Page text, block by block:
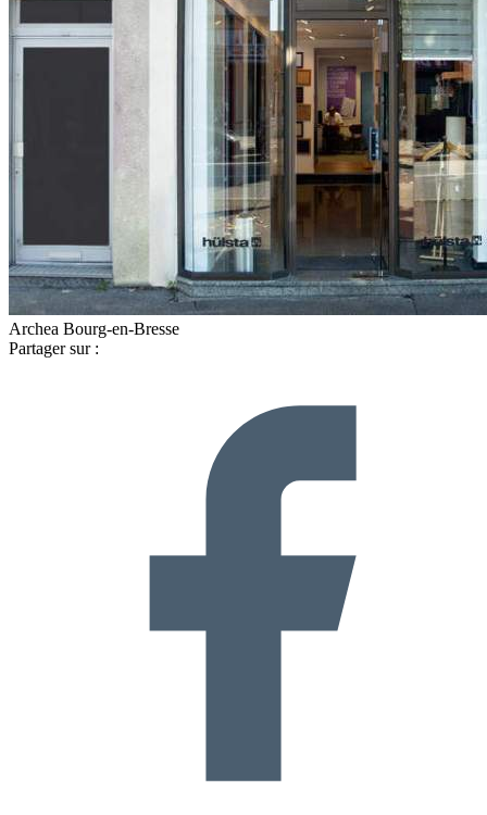
Archea Bourg-en-Bresse
Partager sur :